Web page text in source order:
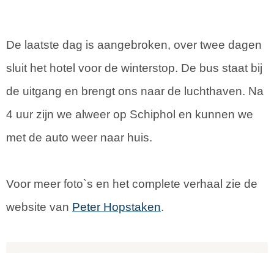
De laatste dag is aangebroken, over twee dagen
sluit het hotel voor de winterstop. De bus staat bij
de uitgang en brengt ons naar de luchthaven. Na
4 uur zijn we alweer op Schiphol en kunnen we
met de auto weer naar huis.
Voor meer foto`s en het complete verhaal zie de
website van Peter Hopstaken.